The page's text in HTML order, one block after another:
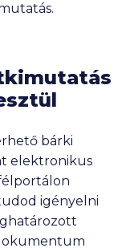
bárki
elektronikus
igényelni